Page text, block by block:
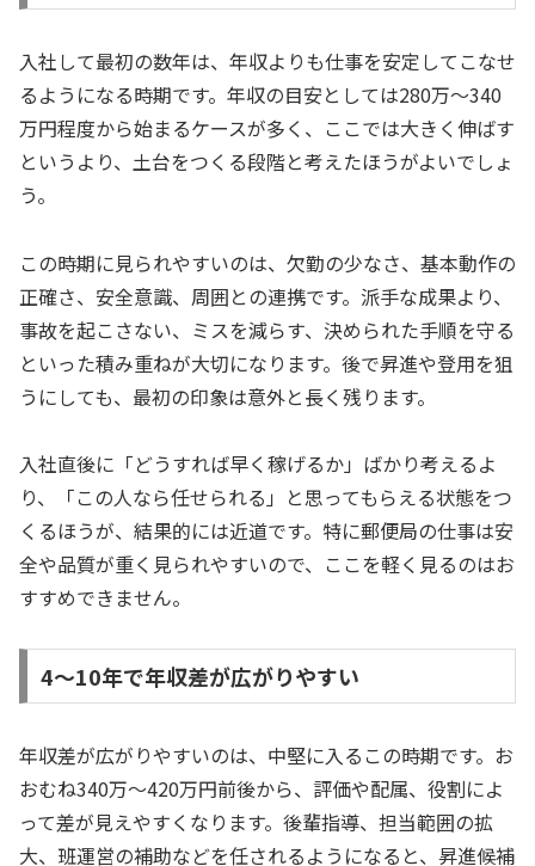
入社して最初の数年は、年収よりも仕事を安定してこなせ
るようになる時期です。年収の目安としては280万〜340
万円程度から始まるケースが多く、ここでは大きく伸ばす
というより、土台をつくる段階と考えたほうがよいでしょ
う。
この時期に見られやすいのは、欠勤の少なさ、基本動作の
正確さ、安全意識、周囲との連携です。派手な成果より、
事故を起こさない、ミスを減らす、決められた手順を守る
といった積み重ねが大切になります。後で昇進や登用を狙
うにしても、最初の印象は意外と長く残ります。
入社直後に「どうすれば早く稼げるか」ばかり考えるよ
り、「この人なら任せられる」と思ってもらえる状態をつ
くるほうが、結果的には近道です。特に郵便局の仕事は安
全や品質が重く見られやすいので、ここを軽く見るのはお
すすめできません。
4〜10年で年収差が広がりやすい
年収差が広がりやすいのは、中堅に入るこの時期です。お
おむね340万〜420万円前後から、評価や配属、役割によ
って差が見えやすくなります。後輩指導、担当範囲の拡
大、班運営の補助などを任されるようになると、昇進候補